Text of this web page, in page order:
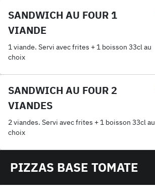
SANDWICH AU FOUR 1
VIANDE
1 viande. Servi avec frites + 1 boisson 33cl au
choix
SANDWICH AU FOUR 2
VIANDES
2 viandes. Servi avec frites + 1 boisson 33cl au
choix
PIZZAS BASE TOMATE